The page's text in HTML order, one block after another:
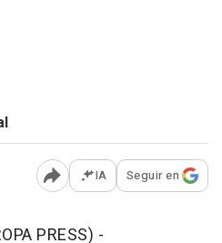
Abrir opciones para
IA Seguir en
PRESS) -